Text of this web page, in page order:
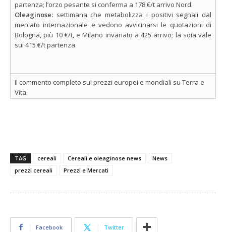
partenza; l’orzo pesante si conferma a 178 €/t arrivo Nord.
Oleaginose: settimana che metabolizza i positivi segnali dal
mercato internazionale e vedono avvicinarsi le quotazioni di
Bologna, più 10 €/t, e Milano invariato a 425 arrivo; la soia vale
sui 415 €/t partenza.
Il commento completo sui prezzi europei e mondiali su Terra e
Vita.
TAG cereali Cereali e oleaginose news
News
prezzi cereali
Prezzi e Mercati
Facebook Twitter